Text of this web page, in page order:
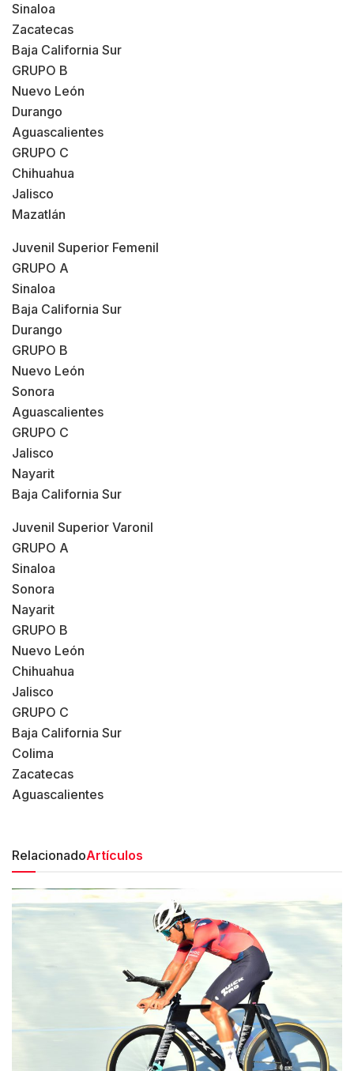
Sinaloa
Zacatecas
Baja California Sur
GRUPO B
Nuevo León
Durango
Aguascalientes
GRUPO C
Chihuahua
Jalisco
Mazatlán
Juvenil Superior Femenil
GRUPO A
Sinaloa
Baja California Sur
Durango
GRUPO B
Nuevo León
Sonora
Aguascalientes
GRUPO C
Jalisco
Nayarit
Baja California Sur
Juvenil Superior Varonil
GRUPO A
Sinaloa
Sonora
Nayarit
GRUPO B
Nuevo León
Chihuahua
Jalisco
GRUPO C
Baja California Sur
Colima
Zacatecas
Aguascalientes
RelacionadoArtículos